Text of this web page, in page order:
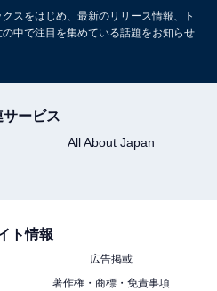
三重県 女性）
で残っていてみんなと遊べな
トル』といった規定の条件を
中に補習と称して泳げるまで
スをはじめ、最新のリリース情報、ト
中で注目を集めている話題をお知らせ
サービス
All About Japan
ト情報
広告掲載
著作権・商標・免責事項